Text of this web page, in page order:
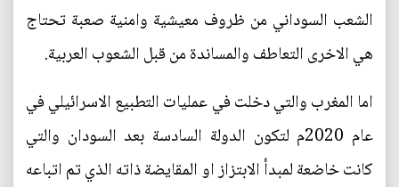
الشعب السوداني من ظروف معيشية وامنية صعبة تحتاج
هي الاخرى التعاطف والمساندة من قبل الشعوب العربية.
اما المغرب والتي دخلت في عمليات التطبيع الاسرائيلي في
عام 2020م لتكون الدولة السادسة بعد السودان والتي
كانت خاضعة لمبدأ الابتزاز او المقايضة ذاته الذي تم اتباعه